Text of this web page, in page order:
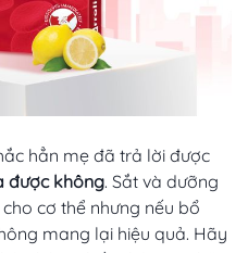
hẳn mẹ đã trả lời được
được không. Sắt và dưỡng
cơ thể nhưng nếu bổ
mang lại hiệu quả. Hãy